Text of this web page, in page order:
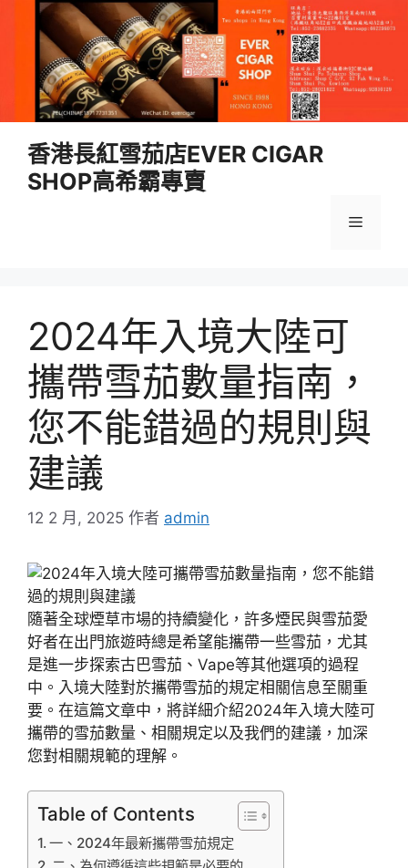
香港長紅雪茄店EVER CIGAR
SHOP高希霸專賣
選
2024年入境大陸可
攜帶雪茄數量指南，
您不能錯過的規則與
建議
12 2 月, 2025 作者 admin
隨著全球煙草市場的持續變化，許多煙民與雪茄愛
好者在出門旅遊時總是希望能攜帶一些雪茄，尤其
是進一步探索古巴雪茄、Vape等其他選項的過程
中。入境大陸對於攜帶雪茄的規定相關信息至關重
要。在這篇文章中，將詳細介紹2024年入境大陸可
攜帶的雪茄數量、相關規定以及我們的建議，加深
您對相關規範的理解。
Table of Contents
一、2024年最新攜帶雪茄規定